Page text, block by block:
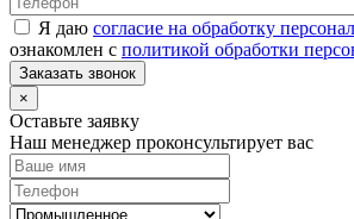
Я даю согласие на обработку
ознакомлен с политикой обработки
Заказать звонок
×
Оставьте заявку
Наш менеджер проконсультирует вас